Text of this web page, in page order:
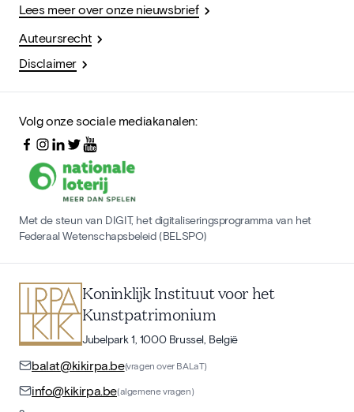
Lees meer over onze nieuwsbrief
Auteursrecht
Disclaimer
Volg onze sociale mediakanalen:
Met de steun van DIGIT, het digitaliseringsprogramma van het
Federaal Wetenschapsbeleid (BELSPO)
Koninklijk Instituut voor het
Kunstpatrimonium
Jubelpark 1, 1000 Brussel, België
balat@kikirpa.be(vragen over BALaT)
info@kikirpa.be(algemene vragen)